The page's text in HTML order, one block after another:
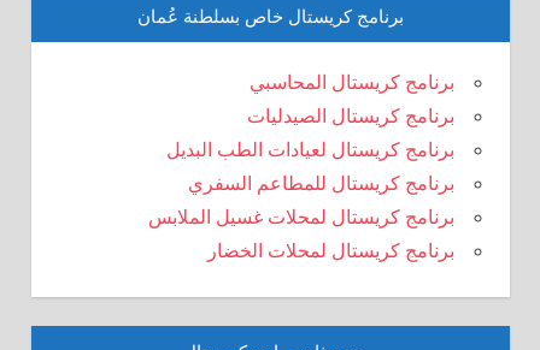
برنامج كريستال خاص بسلطنة عُمان
برنامج كريستال المحاسبي
برنامج كريستال الصيدليات
برنامج كريستال لعيادات الطب البديل
برنامج كريستال للمطاعم السفري
برنامج كريستال لمحلات غسيل الملابس
برنامج كريستال لمحلات الخضار